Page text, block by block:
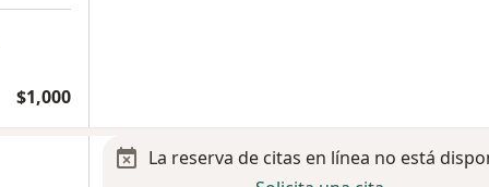
$1,000
La reserva de citas en línea no está